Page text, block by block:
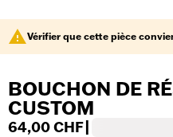
Vérifier que cette pièce
BOUCHON DE
CUSTOM
64,00 CHF